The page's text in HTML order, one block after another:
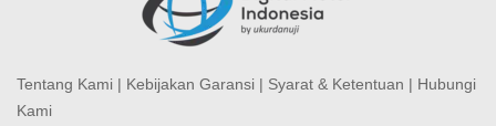
Tentang Kami | Kebijakan Garansi | Syarat & Ketentuan | Hubungi
Kami